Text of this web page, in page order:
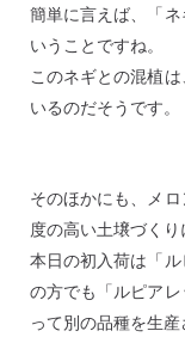
簡単に言えば、「
いうことですね。
このネギとの混植
いるのだそうです。
そのほかにも、メ
度の高い土壌づくり
本日の初入荷は「
の方でも「ルピア
って別の品種を生産